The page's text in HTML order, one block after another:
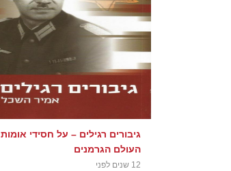
גיבורים רגילים – על חסידי אומות
העולם הגרמנים
12 שנים לפני